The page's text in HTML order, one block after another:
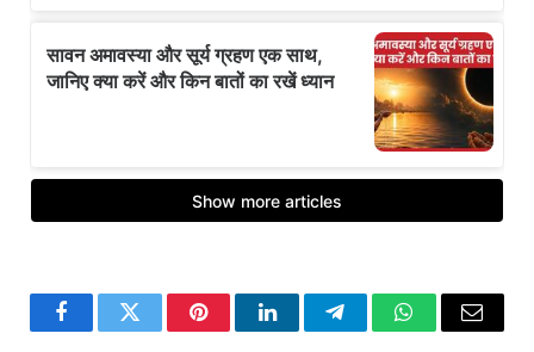
FacebookTwitter PinterestLinkedInTelegramWhatsApp
Email